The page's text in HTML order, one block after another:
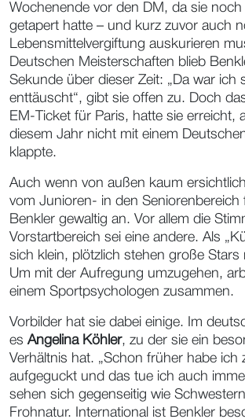
Wochenende vor den DM, da sie
getapert hatte – und kurz zuvor auch
Lebensmittelvergiftung auskurieren
Deutschen Meisterschaften blieb
Sekunde über dieser Zeit: „Da war ich
enttäuscht“, gibt sie offen zu. Doch
EM-Ticket für Paris, hatte sie erreicht,
diesem Jahr nicht mit einem
klappte.
Auch wenn von außen kaum
vom Junioren- in den Seniorenbereich
Benkler gewaltig an. Vor allem die
Vorstartbereich sei eine andere. Als
sich klein, plötzlich stehen große Stars
Um mit der Aufregung umzugehen,
einem Sportpsychologen zusammen.
Vorbilder hat sie dabei einige. Im
es Angelina Köhler, zu der sie ein
Verhältnis hat. „Schon früher habe ich
aufgeguckt und das tue ich auch
sehen sich gegenseitig wie
Frohnatur. International ist Benkler